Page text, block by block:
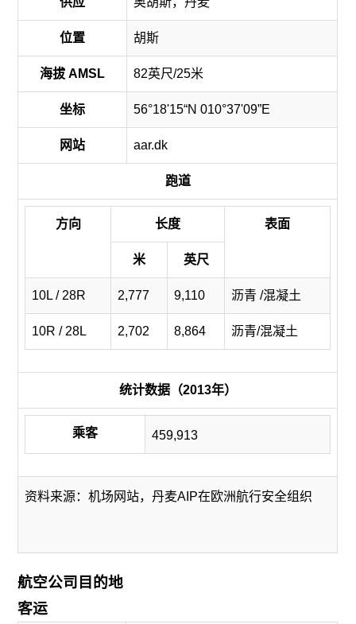
位置 胡斯
海拔 AMSL 82英尺/25米
坐标 56°18'15“N 010°37'09”E
网站 aar.dk
跑道
方向 长度 表面
米 英尺
10L / 28R 2,777 9,110 沥青 /混凝土
10R / 28L 2,702 8,864 沥青/混凝土
统计数据（2013年）
乘客 459,913
资料来源：机场网站，丹麦AIP在欧洲航行安全组织
航空公司目的地
客运